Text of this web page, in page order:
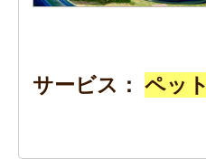
サービス ペット